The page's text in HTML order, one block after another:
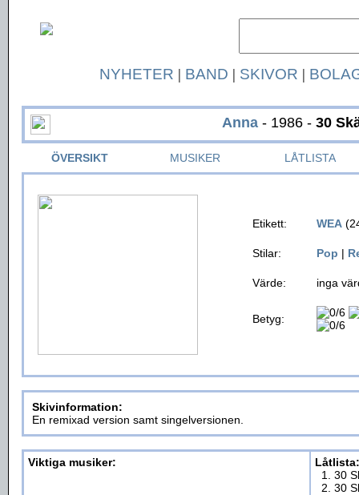
NYHETER | BAND | SKIVOR |
Anna- 1986 - 30
ÖVERSIKT MUSIKER LÅTLISTA
Etikett: WEA
Stilar: Pop |
Värde: inga
Betyg:
Skivinformation:
En remixad version samt singelversionen.
Viktiga musiker:
Låtlista:
1. 30
2. 30